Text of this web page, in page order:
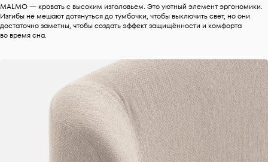
MALMO — кровать с высоким изголовьем. Это уютный элемент эргономики.
Изгибы не мешают дотянуться до тумбочки, чтобы выключить свет, но они
достаточно заметны, чтобы создать эффект защищённости и комфорта
во время сна.